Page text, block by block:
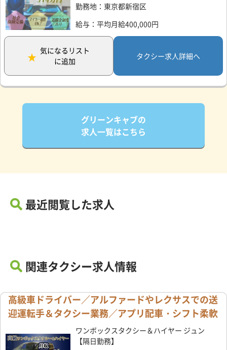
勤務地：東京都新宿区
給与：平均月給400,000円
気になるリスト
に追加
タクシー求人詳細へ
グリーンキャブの
求人一覧はこちら
最近閲覧した求人
関連タクシー求人情報
高級車ドライバー／アルファードやレクサスでの送
迎運転手＆タクシー業務／アプリ配車・シフト柔軟
ワンボックスタクシー＆ハイヤー ジュン
【隔日勤務】